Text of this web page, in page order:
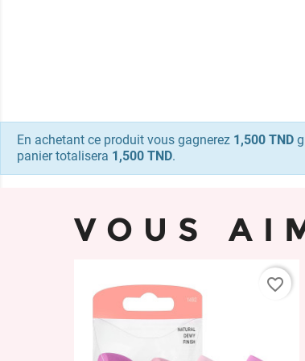
En achetant ce produit vous gagnerez 1,500 TND
panier totalisera 1,500 TND.
VOUS
favorite_border